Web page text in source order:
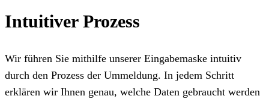
Intuitiver Prozess
Wir führen Sie mithilfe unserer Eingabemaske intuitiv
durch den Prozess der Ummeldung. In jedem Schritt
erklären wir Ihnen genau, welche Daten gebraucht werden